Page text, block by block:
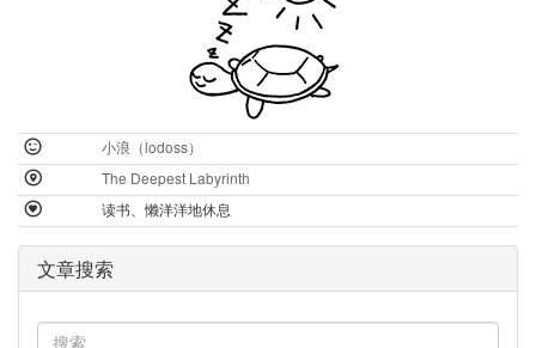
小浪（lodoss）
The Deepest Labyrinth
读书、懒洋洋地休息
文章搜索